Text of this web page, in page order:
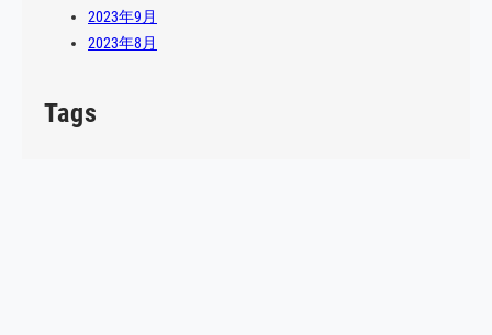
2023年9月
2023年8月
Tags